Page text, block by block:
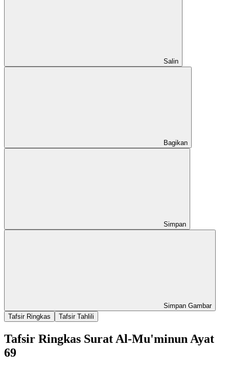
Salin
Bagikan
Simpan
Simpan Gambar
Tafsir Ringkas
Tafsir Tahlili
Tafsir Ringkas Surat Al-Mu'minun Ayat
69